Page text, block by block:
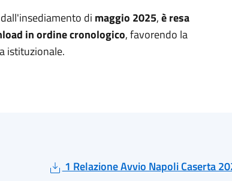
di maggio 2025,è resa
in ordine cronologico, favorendo la
istituzionale.
1 Relazione Avvio Napoli Caserta